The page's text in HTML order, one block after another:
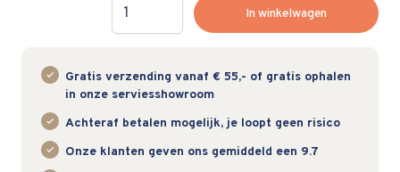
In winkelwagen
Gratis verzending vanaf € 55,- of gratis ophalen
in onze serviesshowroom
Achteraf betalen mogelijk, je loopt geen risico
Onze klanten geven ons gemiddeld een 9.7